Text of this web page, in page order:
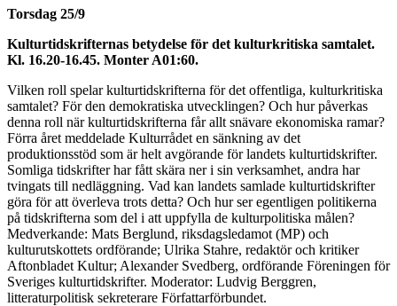
Torsdag 25/9
Kulturtidskrifternas betydelse för det kulturkritiska samtalet.
Kl. 16.20-16.45. Monter A01:60.
Vilken roll spelar kulturtidskrifterna för det offentliga, kulturkritiska
samtalet? För den demokratiska utvecklingen? Och hur påverkas
denna roll när kulturtidskrifterna får allt snävare ekonomiska ramar?
Förra året meddelade Kulturrådet en sänkning av det
produktionsstöd som är helt avgörande för landets kulturtidskrifter.
Somliga tidskrifter har fått skära ner i sin verksamhet, andra har
tvingats till nedläggning. Vad kan landets samlade kulturtidskrifter
göra för att överleva trots detta? Och hur ser egentligen politikerna
på tidskrifterna som del i att uppfylla de kulturpolitiska målen?
Medverkande: Mats Berglund, riksdagsledamot (MP) och
kulturutskottets ordförande; Ulrika Stahre, redaktör och kritiker
Aftonbladet Kultur; Alexander Svedberg, ordförande Föreningen för
Sveriges kulturtidskrifter. Moderator: Ludvig Berggren,
litteraturpolitisk sekreterare Författarförbundet.